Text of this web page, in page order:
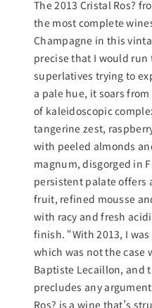
The 2013 Cristal Ros?
the most complete
Champagne in this
precise that I would
superlatives trying to
a pale hue, it soars
of kaleidoscopic
tangerine zest,
with peeled almonds
magnum, disgorged in
persistent palate offers
fruit, refined mousse
with racy and fresh
finish. “With 2013, I
which was not the case
Baptiste Lecaillon, and
precludes any
Ros? is a wine that’s